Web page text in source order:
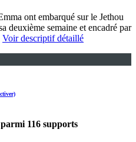
ont embarqué sur le Jethou
deuxième semaine et encadré par
Voir descriptif détaillé
116 supports